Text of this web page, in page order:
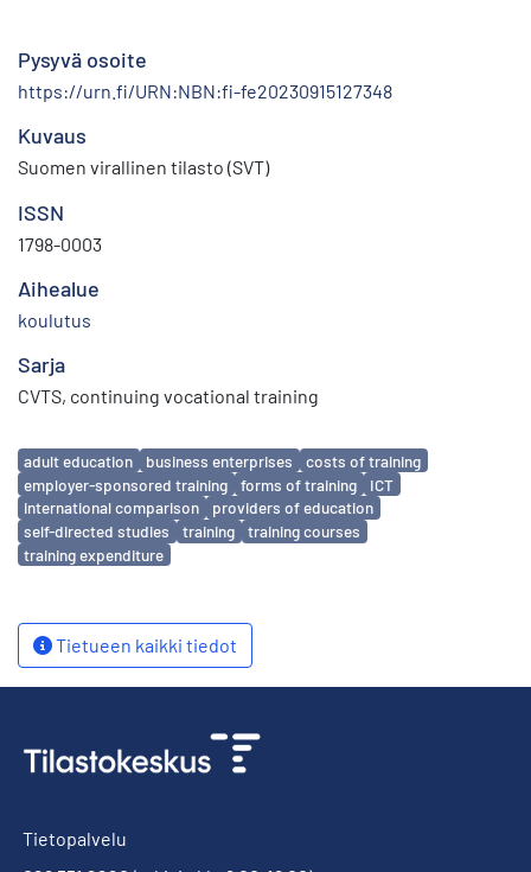
Pysyvä osoite
https://urn.fi/URN:NBN:fi-fe20230915127348
Kuvaus
Suomen virallinen tilasto (SVT)
ISSN
1798-0003
Aihealue
koulutus
Sarja
CVTS, continuing vocational training
Avainsanat
adult education business enterprises
costs of training
employer-sponsored training
forms of training
ICT
international comparison
providers of education
self-directed studies
training
training courses
training expenditure
Tietueen kaikki tiedot
Tietopalvelu